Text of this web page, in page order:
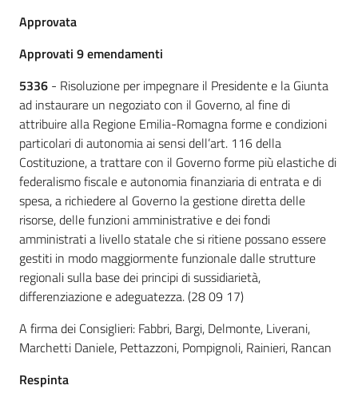
Approvata
Approvati 9 emendamenti
5336 - Risoluzione per impegnare il Presidente e la Giunta
ad instaurare un negoziato con il Governo, al fine di
attribuire alla Regione Emilia-Romagna forme e condizioni
particolari di autonomia ai sensi dell’art. 116 della
Costituzione, a trattare con il Governo forme più elastiche di
federalismo fiscale e autonomia finanziaria di entrata e di
spesa, a richiedere al Governo la gestione diretta delle
risorse, delle funzioni amministrative e dei fondi
amministrati a livello statale che si ritiene possano essere
gestiti in modo maggiormente funzionale dalle strutture
regionali sulla base dei principi di sussidiarietà,
differenziazione e adeguatezza. (28 09 17)
A firma dei Consiglieri: Fabbri, Bargi, Delmonte, Liverani,
Marchetti Daniele, Pettazzoni, Pompignoli, Rainieri, Rancan
Respinta